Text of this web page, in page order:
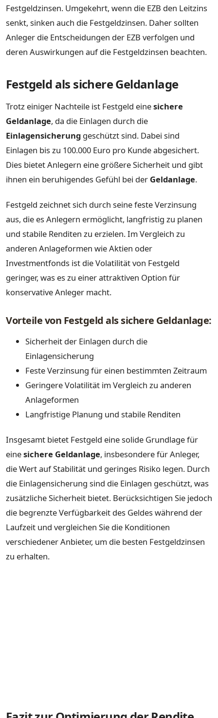
Festgeldzinsen. Umgekehrt, wenn die EZB den Leitzins
senkt, sinken auch die Festgeldzinsen. Daher sollten
Anleger die Entscheidungen der EZB verfolgen und
deren Auswirkungen auf die Festgeldzinsen beachten.
Festgeld als sichere Geldanlage
Trotz einiger Nachteile ist Festgeld einesichere
Geldanlage, da die Einlagen durch die
Einlagensicherung geschützt sind. Dabei sind
Einlagen bis zu 100.000 Euro pro Kunde abgesichert.
Dies bietet Anlegern eine größere Sicherheit und gibt
ihnen ein beruhigendes Gefühl bei der Geldanlage.
Festgeld zeichnet sich durch seine feste Verzinsung
aus, die es Anlegern ermöglicht, langfristig zu planen
und stabile Renditen zu erzielen. Im Vergleich zu
anderen Anlageformen wie Aktien oder
Investmentfonds ist die Volatilität von Festgeld
geringer, was es zu einer attraktiven Option für
konservative Anleger macht.
Vorteile von Festgeld als sichere Geldanlage:
Sicherheit der Einlagen durch die
Einlagensicherung
Feste Verzinsung für einen bestimmten Zeitraum
Geringere Volatilität im Vergleich zu anderen
Anlageformen
Langfristige Planung und stabile Renditen
Insgesamt bietet Festgeld eine solide Grundlage für
einesichere Geldanlage, insbesondere für Anleger,
die Wert auf Stabilität und geringes Risiko legen. Durch
die Einlagensicherung sind die Einlagen geschützt, was
zusätzliche Sicherheit bietet. Berücksichtigen Sie jedoch
die begrenzte Verfügbarkeit des Geldes während der
Laufzeit und vergleichen Sie die Konditionen
verschiedener Anbieter, um die besten Festgeldzinsen
zu erhalten.